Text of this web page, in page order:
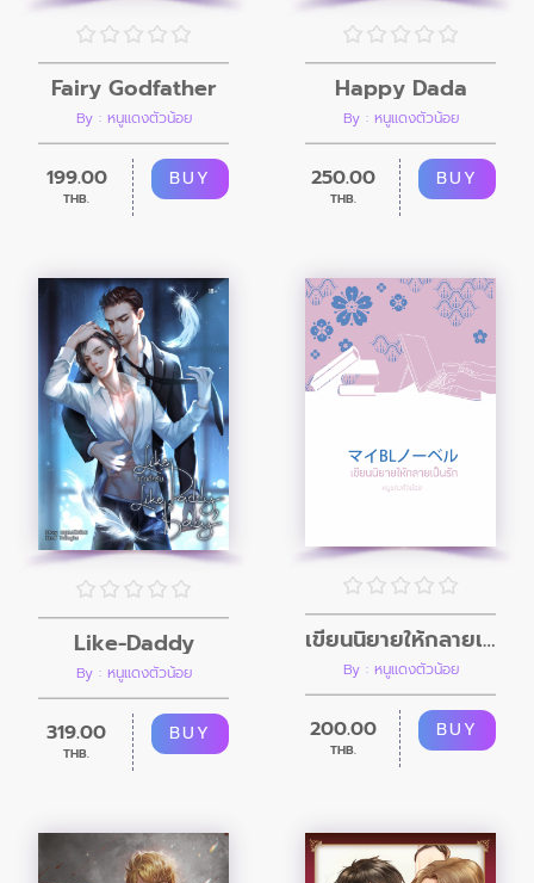
Fairy Godfather
By : หนูแดงตัวน้อย
199.00
THB.
BUY
Happy Dada
By : หนูแดงตัวน้อย
250.00
THB.
BUY
Like-Daddy
By : หนูแดงตัวน้อย
319.00
THB.
BUY
เขียนนิยายให้กลายเป็นรัก
By : หนูแดงตัวน้อย
200.00
THB.
BUY